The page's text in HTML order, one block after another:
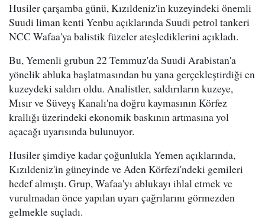
Husiler çarşamba günü, Kızıldeniz'in kuzeyindeki önemli
Suudi liman kenti Yenbu açıklarında Suudi petrol tankeri
NCC Wafaa'ya balistik füzeler ateşlediklerini açıkladı.
Bu, Yemenli grubun 22 Temmuz'da Suudi Arabistan'a
yönelik abluka başlatmasından bu yana gerçekleştirdiği en
kuzeydeki saldırı oldu. Analistler, saldırıların kuzeye,
Mısır ve Süveyş Kanalı'na doğru kaymasının Körfez
krallığı üzerindeki ekonomik baskının artmasına yol
açacağı uyarısında bulunuyor.
Husiler şimdiye kadar çoğunlukla Yemen açıklarında,
Kızıldeniz'in güneyinde ve Aden Körfezi'ndeki gemileri
hedef almıştı. Grup, Wafaa'yı ablukayı ihlal etmek ve
vurulmadan önce yapılan uyarı çağrılarını görmezden
gelmekle suçladı.